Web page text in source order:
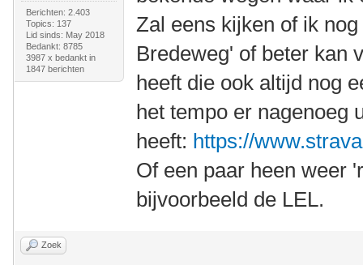
Berichten: 2.403
Topics: 137
Lid sinds: May 2018
Bedankt: 8785
3987 x bedankt in
1847 berichten
Zal eens kijken of ik
Bredeweg' of beter kan
heeft die ook altijd nog
het tempo er nagenoeg
heeft: https://
Of een paar heen weer
bijvoorbeeld de LEL.
Zoek